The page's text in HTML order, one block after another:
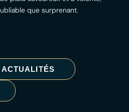
que surprenant.
ACTUALITÉS